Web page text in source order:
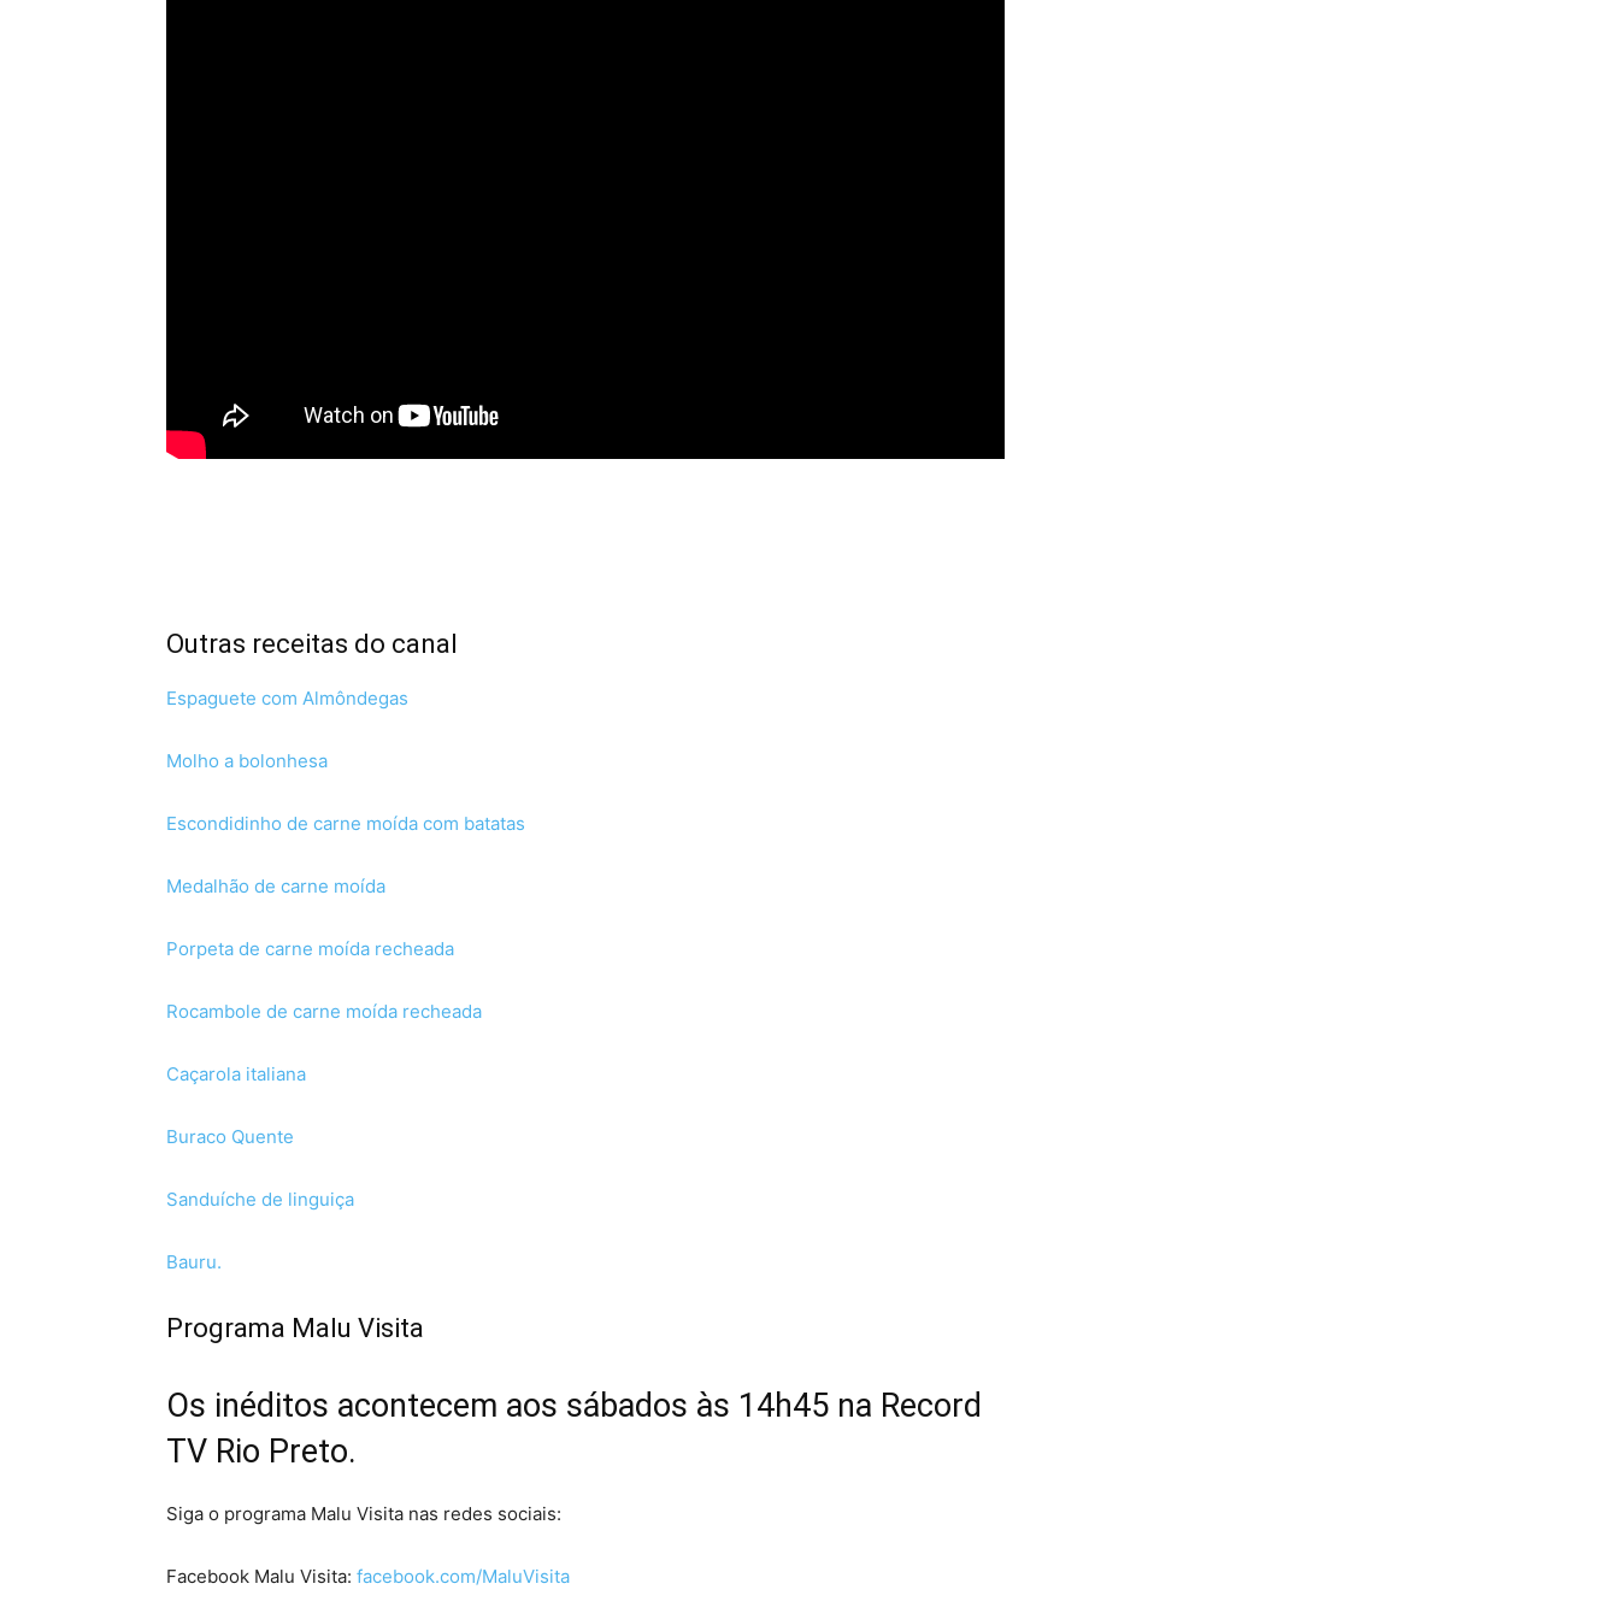
Outras receitas do canal
Espaguete com Almôndegas
Molho a bolonhesa
Escondidinho de carne moída com batatas
Medalhão de carne moída
Porpeta de carne moída recheada
Rocambole de carne moída recheada
Caçarola italiana
Buraco Quente
Sanduíche de linguiça
Bauru.
Programa Malu Visita
Os inéditos acontecem aos sábados às 14h45 na Record
TV Rio Preto.
Siga o programa Malu Visita nas redes sociais:
Facebook Malu Visita: facebook.com/MaluVisita